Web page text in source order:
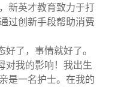
新英才教育致力于打
过创新手段帮助消费
了，事情就好了。
对我的影响！我出生
是一名护士。在我的